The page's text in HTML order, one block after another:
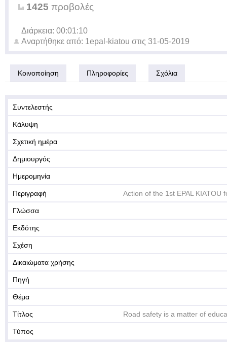
1425 προβολές
Διάρκεια: 00:01:10
Αναρτήθηκε από: 1epal-kiatou στις 31-05-2019
Κοινοποίηση Πληροφορίες Σχόλια
Συντελεστής
Κάλυψη
Σχετική ημέρα
Δημιουργός
Ημερομηνία
Περιγραφή Action of the 1st EPAL KIATOU
Γλώσσα
Εκδότης
Σχέση
Δικαιώματα χρήσης
Πηγή
Θέμα
Τίτλος Road safety is a matter of
Τύπος